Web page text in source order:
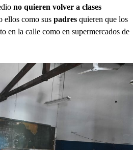
no quieren volver a clases
ellos como sus padres quieren que los
en la calle como en supermercados de